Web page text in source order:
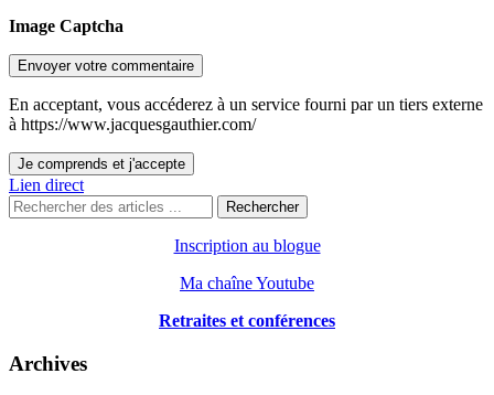
Image Captcha
Envoyer votre commentaire
En acceptant, vous accéderez à un service fourni par un tiers externe
à https://www.jacquesgauthier.com/
Je comprends et j'accepte
Lien direct
Rechercher
Inscription au blogue
Ma chaîne Youtube
Retraites et conférences
Archives